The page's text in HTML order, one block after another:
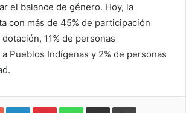
el balance de género. Hoy, la
con más de 45% de participación
11% de personas
Pueblos Indígenas y 2% de personas
Google+ LinkedIn Pinterest WhatsApp